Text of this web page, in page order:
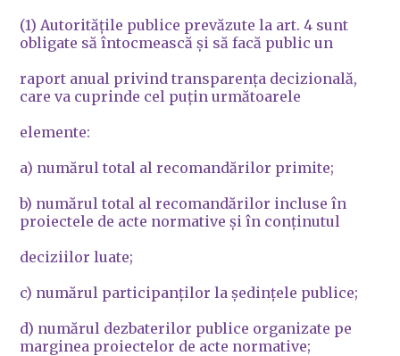
(1) Autorităţile publice prevăzute la art. 4 sunt
obligate să întocmească şi să facă public un
raport anual privind transparenţa decizională,
care va cuprinde cel puţin următoarele
elemente:
a) numărul total al recomandărilor primite;
b) numărul total al recomandărilor incluse în
proiectele de acte normative şi în conţinutul
deciziilor luate;
c) numărul participanţilor la şedinţele publice;
d) numărul dezbaterilor publice organizate pe
marginea proiectelor de acte normative;